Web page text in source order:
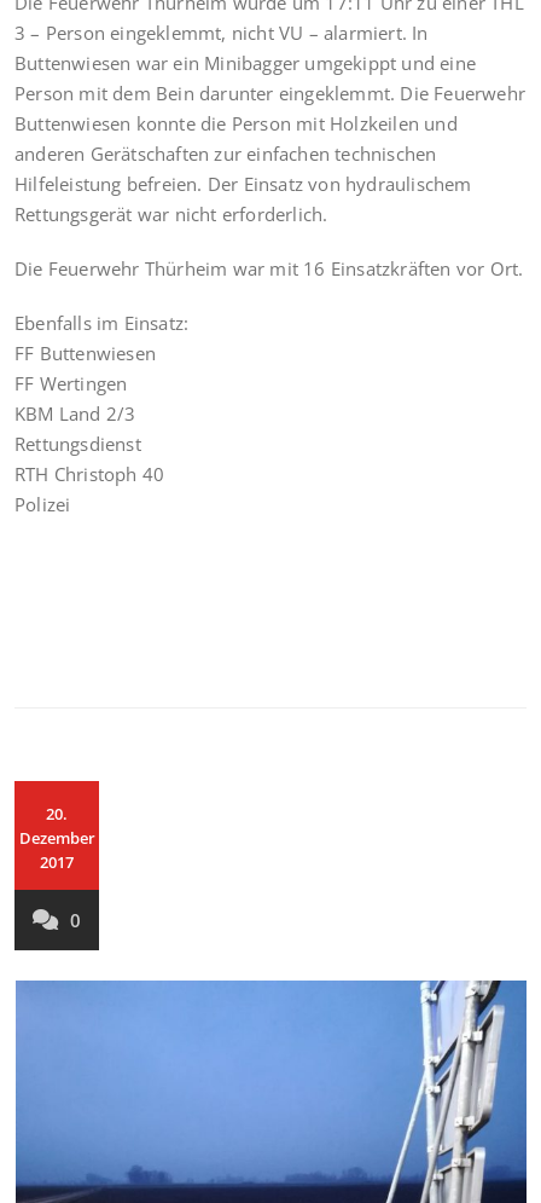
3 – Person eingeklemmt, nicht VU – alarmiert. In
Buttenwiesen war ein Minibagger umgekippt und eine
Person mit dem Bein darunter eingeklemmt. Die Feuerwehr
Buttenwiesen konnte die Person mit Holzkeilen und
anderen Gerätschaften zur einfachen technischen
Hilfeleistung befreien. Der Einsatz von hydraulischem
Rettungsgerät war nicht erforderlich.
Die Feuerwehr Thürheim war mit 16 Einsatzkräften vor Ort.
Ebenfalls im Einsatz:
FF Buttenwiesen
FF Wertingen
KBM Land 2/3
Rettungsdienst
RTH Christoph 40
Polizei
20.
Dezember
2017
0